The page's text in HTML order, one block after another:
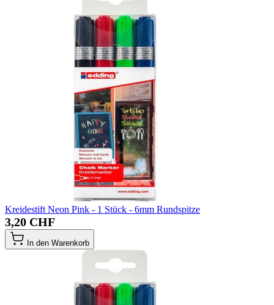
Kreidestift Neon Pink - 1 Stück - 6mm Rundspitze
3,20 CHF
In den Warenkorb